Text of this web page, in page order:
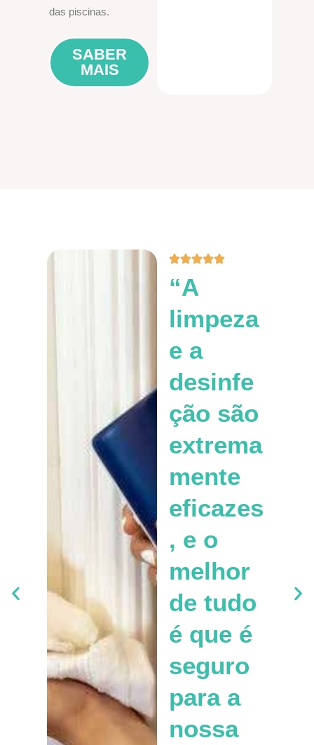
das piscinas.
SABER
MAIS
“A
limpeza
e a
desinfe
ção são
extrema
mente
eficazes
, e o
melhor
de tudo
é que é
seguro
para a
nossa